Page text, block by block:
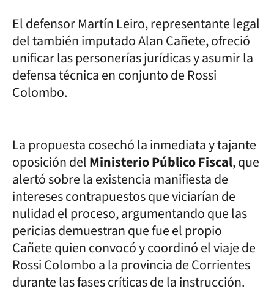
El defensor Martín Leiro, representante legal
del también imputado Alan Cañete, ofreció
unificar las personerías jurídicas y asumir la
defensa técnica en conjunto de Rossi
Colombo.
La propuesta cosechó la inmediata y tajante
oposición delMinisterio Público Fiscal, que
alertó sobre la existencia manifiesta de
intereses contrapuestos que viciarían de
nulidad el proceso, argumentando que las
pericias demuestran que fue el propio
Cañete quien convocó y coordinó el viaje de
Rossi Colombo a la provincia de Corrientes
durante las fases críticas de la instrucción.